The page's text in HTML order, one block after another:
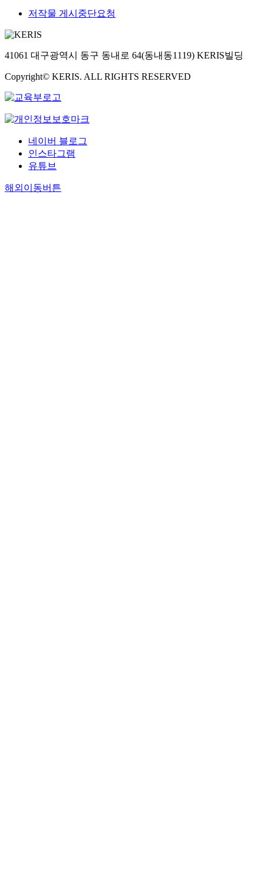
저작물 게시중단요청
41061 대구광역시 동구 동내로 64(동내동1119) KERIS빌딩
Copyright© KERIS. ALL RIGHTS RESERVED
네이버 블로그
인스타그램
유튜브
해외이동버튼